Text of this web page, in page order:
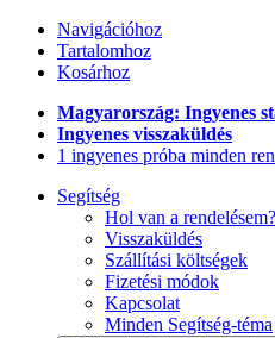
Navigációhoz
Tartalomhoz
Kosárhoz
Magyarország: Ingyenes
Ingyenes visszaküldés
1 ingyenes próba minden
Segítség
Hol van a rendelésem?
Visszaküldés
Szállítási költségek
Fizetési módok
Kapcsolat
Minden Segítség-téma